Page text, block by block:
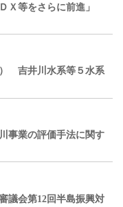
等をさらに前進」
吉井川水系等５水系
事業の評価手法に関す
議会第12回半島振興対